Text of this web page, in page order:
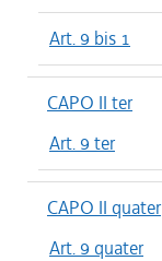
Art. 9 bis 1
CAPO II ter
Art. 9 ter
CAPO II quater
Art. 9 quater